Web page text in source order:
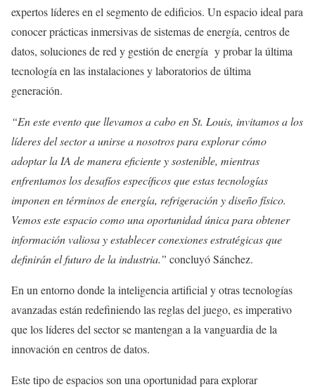
expertos líderes en el segmento de edificios. Un espacio ideal para
conocer prácticas inmersivas de sistemas de energía, centros de
datos, soluciones de red y gestión de energía y probar la última
tecnología en las instalaciones y laboratorios de última
generación.
“En este evento que llevamos a cabo en St. Louis, invitamos a los
líderes del sector a unirse a nosotros para explorar cómo
adoptar la IA de manera eficiente y sostenible, mientras
enfrentamos los desafíos específicos que estas tecnologías
imponen en términos de energía, refrigeración y diseño físico.
Vemos este espacio como una oportunidad única para obtener
información valiosa y establecer conexiones estratégicas que
definirán el futuro de la industria.” concluyó Sánchez.
En un entorno donde la inteligencia artificial y otras tecnologías
avanzadas están redefiniendo las reglas del juego, es imperativo
que los líderes del sector se mantengan a la vanguardia de la
innovación en centros de datos.
Este tipo de espacios son una oportunidad para explorar